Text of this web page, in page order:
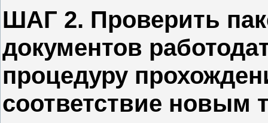
ШАГ 2. Проверить
документов
процедуру
соответствие новым